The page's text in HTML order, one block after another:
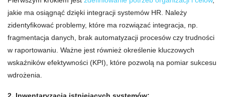
jakie ma osiągnąć dzięki integracji systemów HR. Należy
zidentyfikować problemy, które ma rozwiązać integracja, np.
fragmentacja danych, brak automatyzacji procesów czy trudności
w raportowaniu. Ważne jest również określenie kluczowych
wskaźników efektywności (KPI), które pozwolą na pomiar sukcesu
wdrożenia.